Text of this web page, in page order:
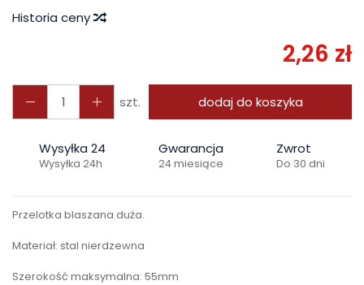
Historia ceny
2,26 zł
szt. dodaj do koszyka
Wysyłka 24
Wysyłka 24h
Gwarancja
24 miesiące
Zwrot
Do 30 dni
Przelotka blaszana duża.
Materiał: stal nierdzewna
Szerokość maksymalna: 55mm